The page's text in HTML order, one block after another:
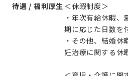
待遇 / 福利厚生 ＜休暇制度＞
・年次有給休暇、
期に応じた日数を
・その他、結婚休
妊治療に関する休